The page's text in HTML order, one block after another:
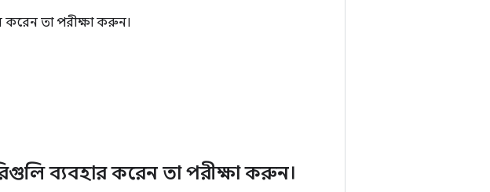
করেন তা পরীক্ষা করুন।
ব্যবহার করেন তা পরীক্ষা করুন।